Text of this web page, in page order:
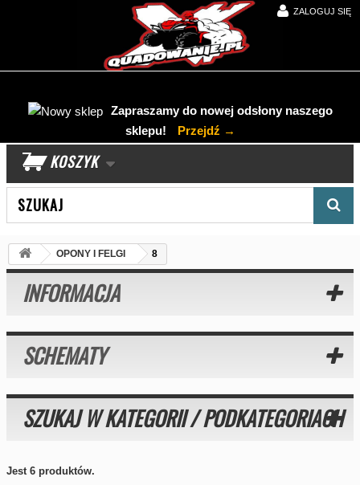
ZALOGUJ SIĘ
Zapraszamy do nowej odsłony naszego
sklepu!
Przejdź →
KOSZYK
OPONY I FELGI 8
INFORMACJA
SCHEMATY
SZUKAJ W KATEGORII / PODKATEGORIACH
Jest 6 produktów.